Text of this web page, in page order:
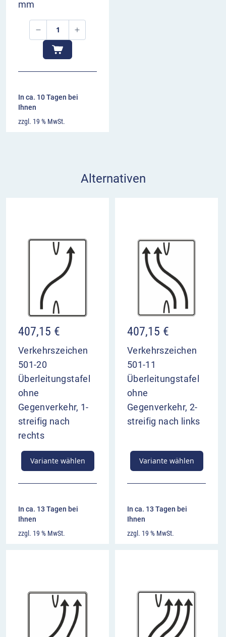
mm
In ca. 10 Tagen bei
Ihnen
zzgl. 19 % MwSt.
Alternativen
407,15 €
Verkehrszeichen
501-20
Überleitungstafel
ohne
Gegenverkehr, 1-
streifig nach
rechts
Variante wählen
In ca. 13 Tagen bei
Ihnen
zzgl. 19 % MwSt.
407,15 €
Verkehrszeichen
501-11
Überleitungstafel
ohne
Gegenverkehr, 2-
streifig nach links
Variante wählen
In ca. 13 Tagen bei
Ihnen
zzgl. 19 % MwSt.